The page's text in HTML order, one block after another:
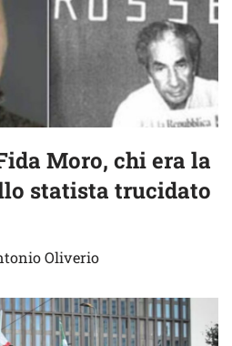
Moro, chi era la
statista trucidato
Oliverio